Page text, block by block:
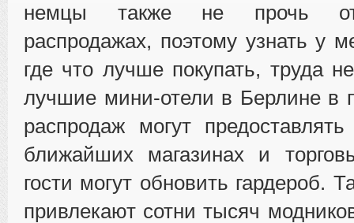
немцы также не прочь
распродажах, поэтому узнать у
где что лучше покупать, труда
лучшие мини-отели в Берлине в
распродаж могут
ближайших магазинах и
гости могут обновить гардероб.
привлекают сотни тысяч